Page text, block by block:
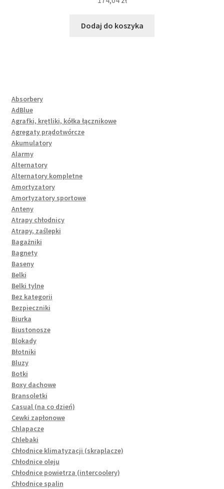
Dodaj do koszyka
Absorbery
AdBlue
Agrafki, krętliki, kółka łącznikowe
Agregaty prądotwórcze
Akumulatory
Alarmy
Alternatory
Alternatory kompletne
Amortyzatory
Amortyzatory sportowe
Anteny
Atrapy chłodnicy
Atrapy, zaślepki
Bagażniki
Bagnety
Baseny
Belki
Belki tylne
Bez kategorii
Bezpieczniki
Biurka
Biustonosze
Blokady
Błotniki
Bluzy
Botki
Boxy dachowe
Bransoletki
Casual (na co dzień)
Cewki zapłonowe
Chlapacze
Chlebaki
Chłodnice klimatyzacji (skraplacze)
Chłodnice oleju
Chłodnice powietrza (intercoolery)
Chłodnice spalin